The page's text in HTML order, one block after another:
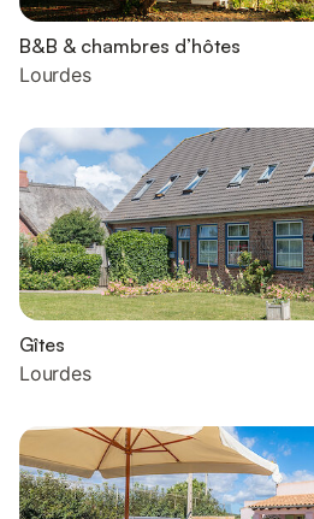
B&B & chambres d’hôtes
Lourdes
Gîtes
Lourdes